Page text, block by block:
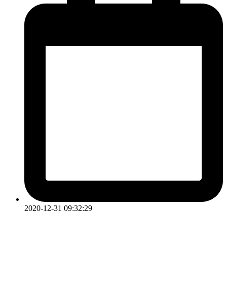
2020-12-31 09:32:29